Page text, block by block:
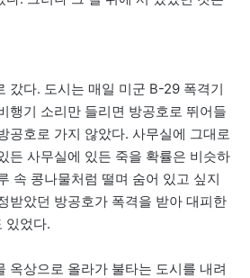
갔다. 도시는 매일 미군 B-29 폭격기
행기 소리만 들리면 방공호로 뛰어들
공호로 가지 않았다. 사무실에 그대로
든 사무실에 있든 죽을 확률은 비슷하
속 콩나물처럼 떨며 숨어 있고 싶지
받았던 방공호가 폭격을 받아 대피한
있었다.
옥상으로 올라가 불타는 도시를 내려